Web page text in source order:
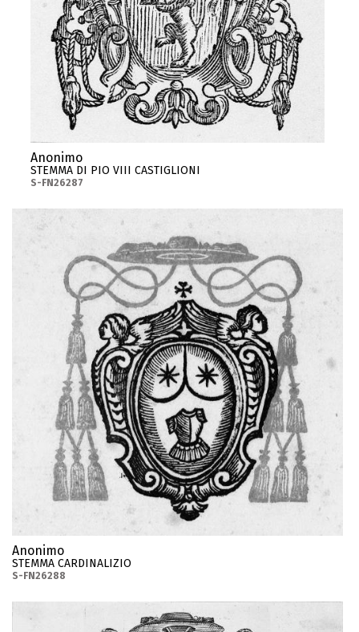
Anonimo
STEMMA DI PIO VIII CASTIGLIONI
S-FN26287
Anonimo
STEMMA CARDINALIZIO
S-FN26288